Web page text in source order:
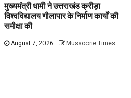
मुख्यमंत्री धामी ने उत्तराखंड क्रीड़ा
विश्वविद्यालय गौलापार के निर्माण कार्यों की
समीक्षा की
August 7, 2026 Mussoorie Times